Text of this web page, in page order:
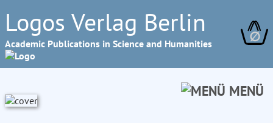
Logos Verlag Berlin
Academic Publications in Science and Humanities ∅
MENÜ